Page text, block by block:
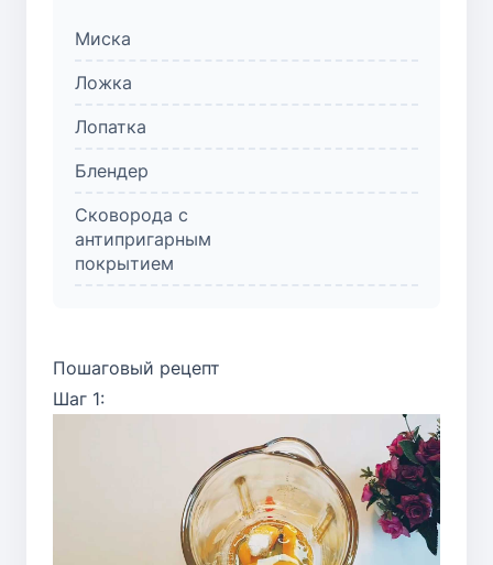
Миска
Ложка
Лопатка
Блендер
Сковорода с
антипригарным
покрытием
Пошаговый рецепт
Шаг 1: